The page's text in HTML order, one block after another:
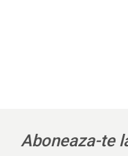
Aboneaza-te